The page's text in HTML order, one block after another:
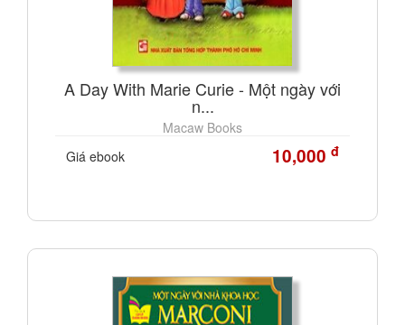
A Day With Marie Curie - Một ngày với
n...
Macaw Books
Giá ebook
10,000 đ